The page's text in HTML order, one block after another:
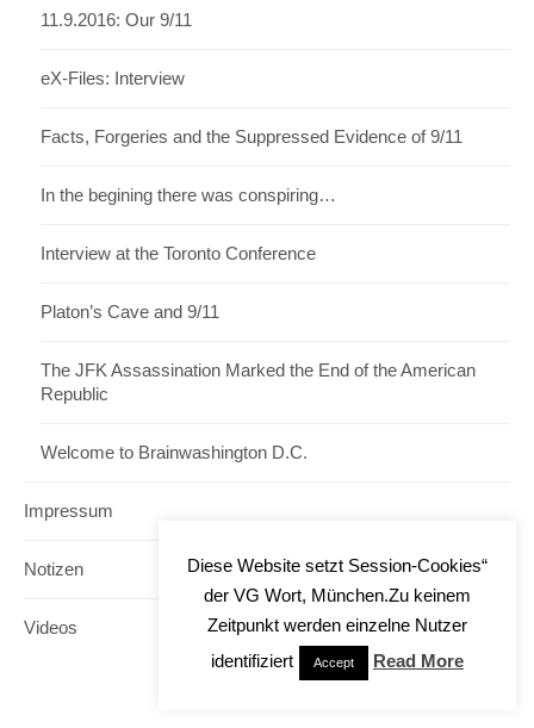
11.9.2016: Our 9/11
eX-Files: Interview
Facts, Forgeries and the Suppressed Evidence of 9/11
In the begining there was conspiring…
Interview at the Toronto Conference
Platon’s Cave and 9/11
The JFK Assassination Marked the End of the American
Republic
Welcome to Brainwashington D.C.
Impressum
Notizen
Videos
Diese Website setzt Session-Cookies“
der VG Wort, München.Zu keinem
Zeitpunkt werden einzelne Nutzer
identifiziert
Accept Read More